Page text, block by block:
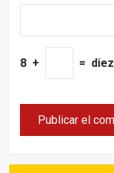
8 + = diez